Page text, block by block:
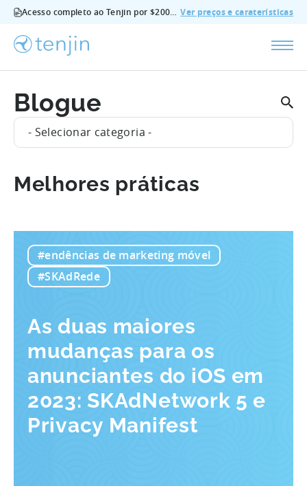
Acesso completo ao Tenjin por $200/mês - todas as funcionalidades, sem suplementos, cancelar em qualquer altura. Ver preços e caraterísticas
Blogue
- Selecionar categoria -
Melhores práticas
#endências de marketing móvel
#SKAdRede
As duas maiores
mudanças para os
anunciantes do iOS em
2023: SKAdNetwork 5 e
Privacy Manifest